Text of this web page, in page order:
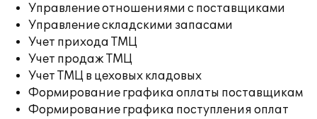
Управление отношениями с поставщиками
Управление складскими запасами
Учет прихода ТМЦ
Учет продаж ТМЦ
Учет ТМЦ в цеховых кладовых
Формирование графика оплаты поставщикам
Формирование графика поступления оплат